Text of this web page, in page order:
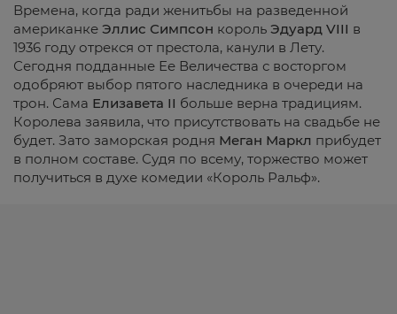
Времена, когда ради женитьбы на разведенной
американке Эллис Симпсон король Эдуард VIII в
1936 году отрекся от престола, канули в Лету.
Сегодня подданные Ее Величества с восторгом
одобряют выбор пятого наследника в очереди на
трон. Сама Елизавета II больше верна традициям.
Королева заявила, что присутствовать на свадьбе не
будет. Зато заморская родня Меган Маркл прибудет
в полном составе. Судя по всему, торжество может
получиться в духе комедии «Король Ральф».